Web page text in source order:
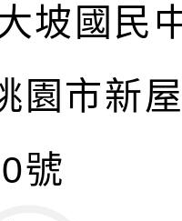
坡國民
園市新
號